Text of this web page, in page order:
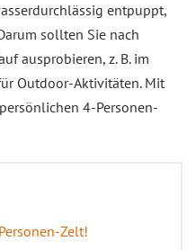
entpuppt,
sollten Sie nach
ausprobieren, z. B. im
Outdoor-Aktivitäten. Mit
4-Personen-
Zelt!